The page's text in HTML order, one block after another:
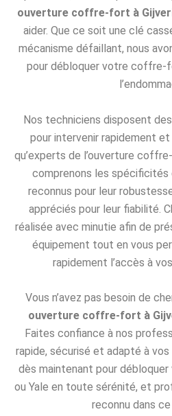
ouverture coffre-fort à
aider. Que ce soit une clé
mécanisme défaillant, nous
pour débloquer votre coffre-
Nos techniciens disposent
pour intervenir rapidement
qu’experts de l’ouverture
comprenons les
reconnus pour leur
appréciés pour leur fiabilité.
réalisée avec minutie afin de
équipement tout en vous
rapidement l’accès à
Vous n’avez pas besoin de
ouverture coffre-fort à
Faites confiance à nos
rapide, sécurisé et adapté à
dès maintenant pour
ou Yale en toute sérénité, et
reconnu dans